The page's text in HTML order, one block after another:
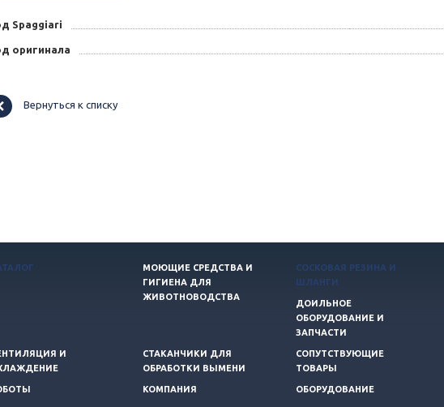
Spaggiari
оригинала
Вернуться к списку
МОЮЩИЕ СРЕДСТВА И
ГИГИЕНА ДЛЯ
ЖИВОТНОВОДСТВА
СОСКОВАЯ РЕЗИНА И
ШЛАНГИ
ДОИЛЬНОЕ
ОБОРУДОВАНИЕ И
ЗАПЧАСТИ
И
СТАКАНЧИКИ ДЛЯ
ОБРАБОТКИ ВЫМЕНИ
СОПУТСТВУЮЩИЕ
ТОВАРЫ
КОМПАНИЯ ОБОРУДОВАНИЕ